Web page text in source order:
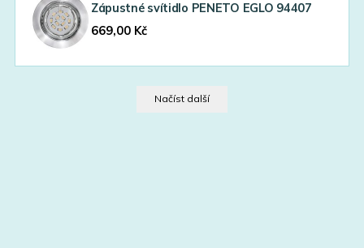
Zápustné svítidlo PENETO EGLO 94407
669,00 Kč
Načíst další